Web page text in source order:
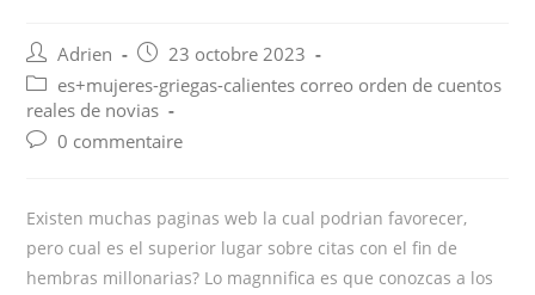
Post
author:
Adrien
Post
published:
23 octobre 2023
Post
category:
es+mujeres-griegas-calientes correo orden de cuentos
reales de novias
Post0 commentaire
Existen muchas paginas web la cual podrian favorecer,
pero cual es el superior lugar sobre citas con el fin de
hembras millonarias? Lo magnnifica es que conozcas a los